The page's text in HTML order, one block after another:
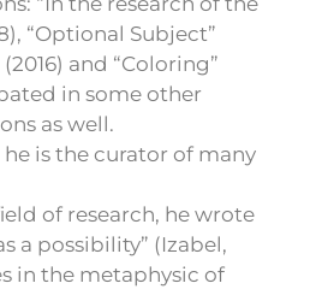
“Optional Subject”
and “Coloring”
in some other
as well.
is the curator of many
of research, he wrote
a possibility” (Izabel,
in the metaphysic of